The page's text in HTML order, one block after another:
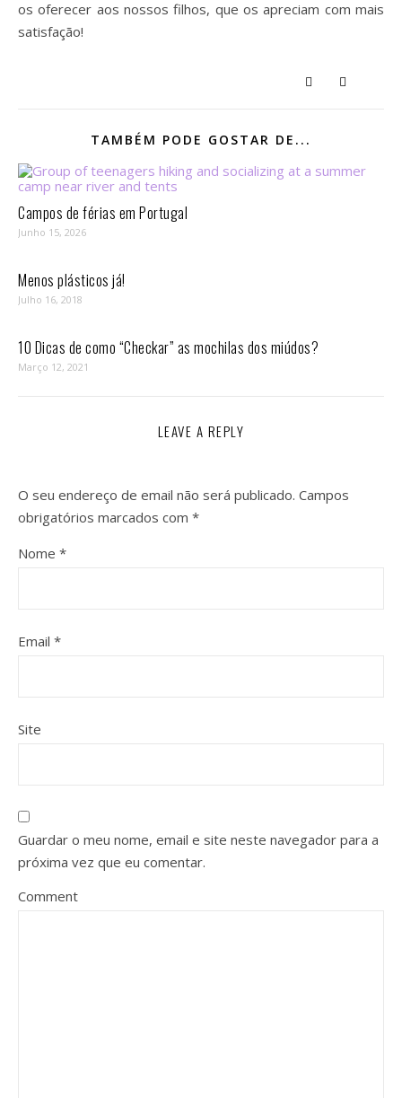
os oferecer aos nossos filhos, que os apreciam com mais
satisfação!
TAMBÉM PODE GOSTAR DE...
Campos de férias em Portugal
Junho 15, 2026
Menos plásticos já!
Julho 16, 2018
10 Dicas de como “Checkar” as mochilas dos miúdos?
Março 12, 2021
LEAVE A REPLY
O seu endereço de email não será publicado. Campos
obrigatórios marcados com *
Nome *
Email *
Site
Guardar o meu nome, email e site neste navegador para a
próxima vez que eu comentar.
Comment